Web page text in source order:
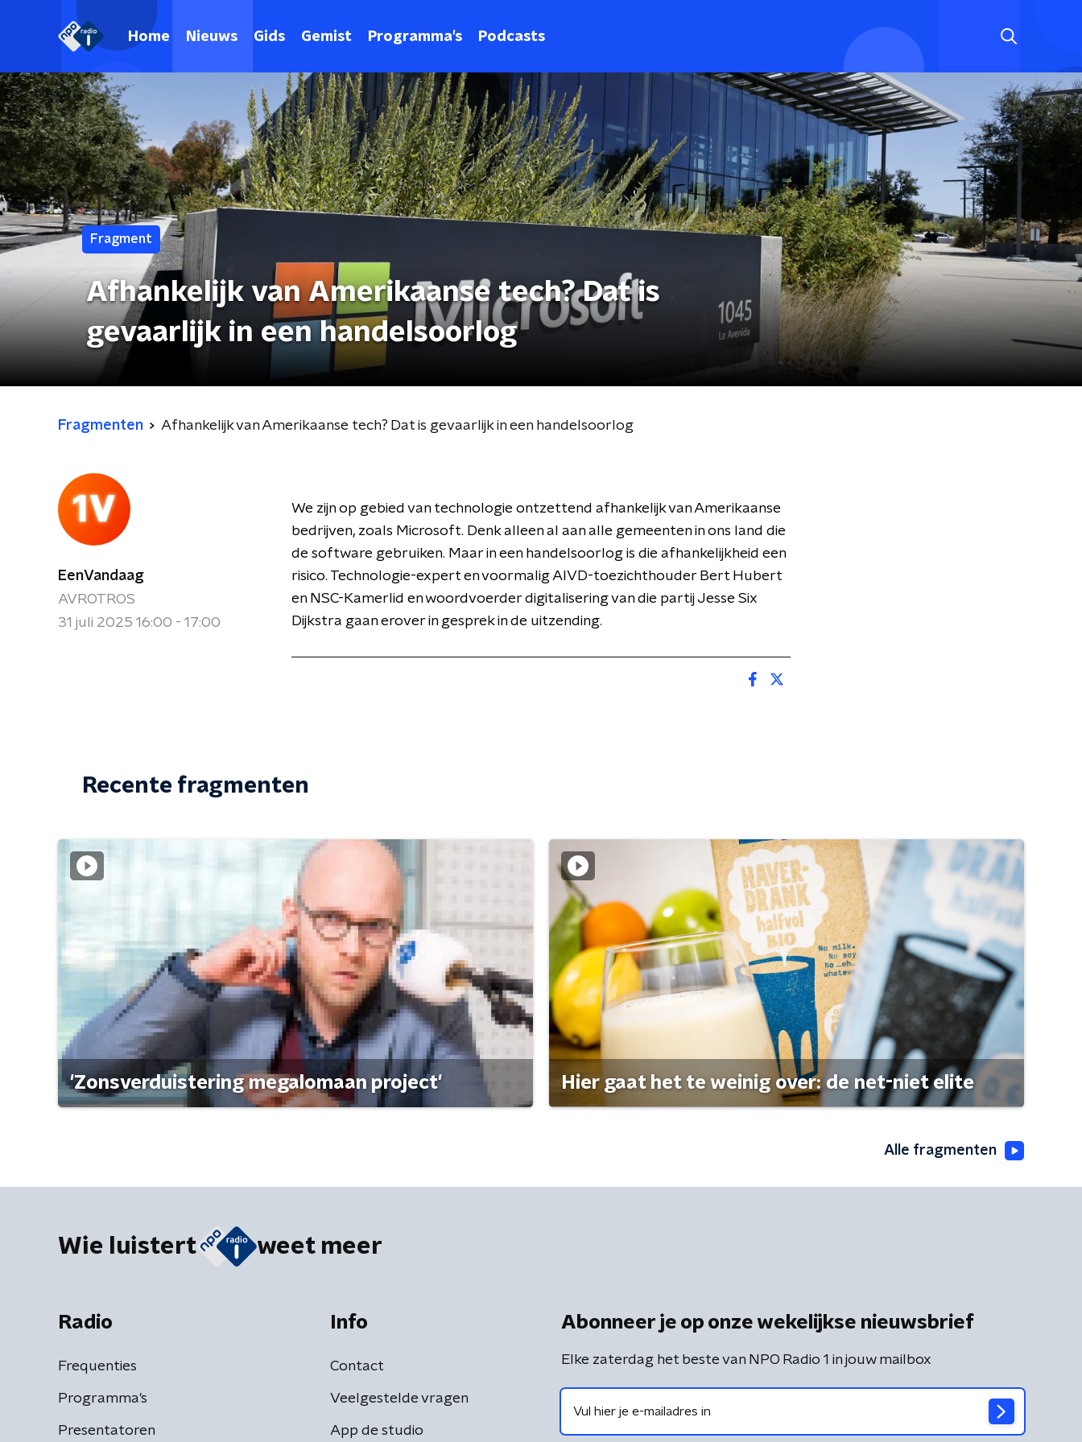
Home Nieuws Gids Gemist Programma's Podcasts
Fragment
Afhankelijk van Amerikaanse tech? Dat is
gevaarlijk in een handelsoorlog
Fragmenten Afhankelijk van Amerikaanse tech? Dat is gevaarlijk in een handelsoorlog
EenVandaag
AVROTROS
31 juli 2025 16:00 - 17:00
We zijn op gebied van technologie ontzettend afhankelijk van Amerikaanse
bedrijven, zoals Microsoft. Denk alleen al aan alle gemeenten in ons land die
de software gebruiken. Maar in een handelsoorlog is die afhankelijkheid een
risico. Technologie-expert en voormalig AIVD-toezichthouder Bert Hubert
en NSC-Kamerlid en woordvoerder digitalisering van die partij Jesse Six
Dijkstra gaan erover in gesprek in de uitzending.
Recente fragmenten
'Zonsverduistering megalomaan project' Hier gaat het te weinig over: de net-niet elite
Alle fragmenten
Wie luistert weet meer
Radio
Frequenties
Programma's
Presentatoren
Info
Contact
Veelgestelde vragen
App de studio
Abonneer je op onze wekelijkse nieuwsbrief
Elke zaterdag het beste van NPO Radio 1 in jouw mailbox